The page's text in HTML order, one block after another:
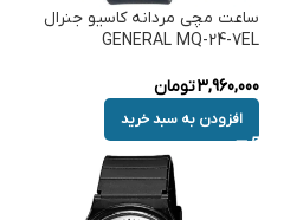
ساعت مچی مردانه کاسیو جنرال
GENERAL MQ-24-7EL
3,960,000تومان
افزودن به سبد خرید